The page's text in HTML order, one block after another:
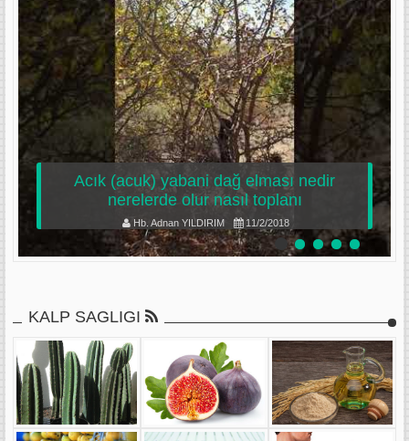
Acık (acuk) yabani dağ elması nedir
nerelerde olur nasıl toplanı
Hb. Adnan YILDIRIM 11/2/2018
KALP SAGLIGI